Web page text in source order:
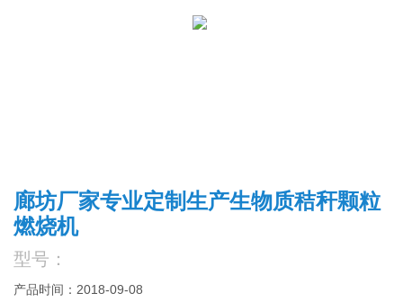
廊坊厂家专业定制生产生物质秸秆颗粒
燃烧机
型号：
产品时间：2018-09-08